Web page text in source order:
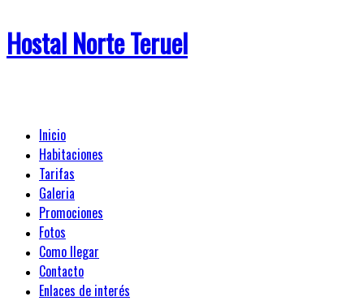
Hostal Norte Teruel
Inicio
Habitaciones
Tarifas
Galeria
Promociones
Fotos
Como llegar
Contacto
Enlaces de interés